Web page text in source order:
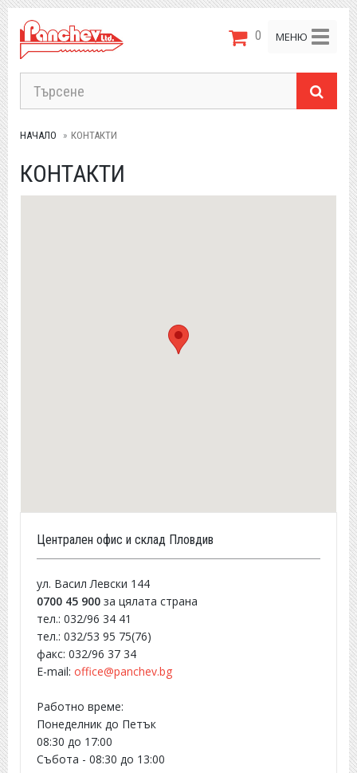
МЕНЮ
Toggle
0
НАЧАЛО КОНТАКТИ
КОНТАКТИ
Централен офис и склад Пловдив
ул. Васил Левски 144
0700 45 900 за цялата страна
тел.: 032/96 34 41
тел.: 032/53 95 75(76)
факс: 032/96 37 34
E-mail: office@panchev.bg
Работно време:
Понеделник до Петък
08:30 до 17:00
Събота - 08:30 до 13:00